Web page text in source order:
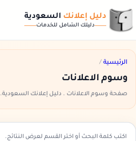
دليل إعلانك السعودية
دليلك الشامل للخدمات
الرئيسية /
وسوم الاعلانات
صفحة وسوم الاعلانات . دليل إعلانك السعودية.
اكتب كلمة البحث أو اختر القسم لعرض النتائج.